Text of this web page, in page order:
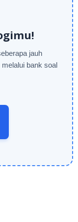
jauh
bank soal